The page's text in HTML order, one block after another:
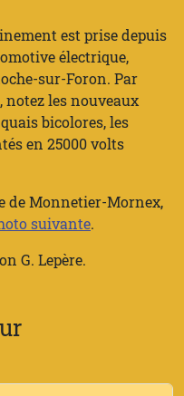
est prise depuis
électrique,
sur-Foron. Par
notez les nouveaux
bicolores, les
en 25000 volts
de Monnetier-Mornex,
suivante.
G. Lepère.